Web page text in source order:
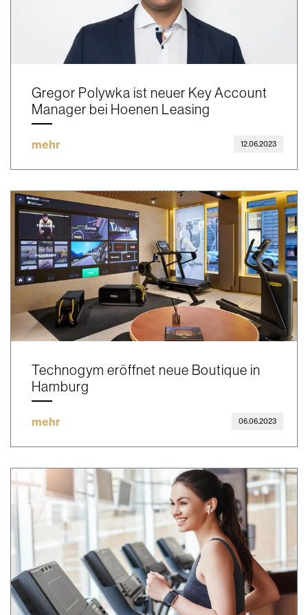
Gregor Polywka ist neuer Key Account
Manager bei Hoenen Leasing
mehr 12.06.2023
Technogym eröffnet neue Boutique in
Hamburg
mehr 06.06.2023